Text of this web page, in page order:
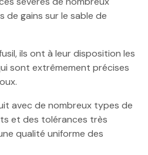
de gains sur le sable de
ils ont à leur disposition les
sont extrêmement précises
avec de nombreux types de
et des tolérances très
qualité uniforme des